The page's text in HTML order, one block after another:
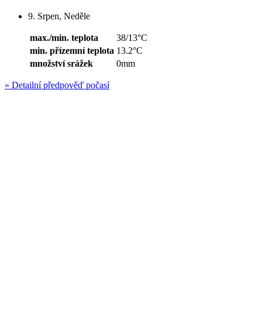
9. Srpen, Neděle
max./min. teplota
38/13°C
min. přízemní teplota 13.2°C
množství srážek
0mm
» Detailní předpověď počasí